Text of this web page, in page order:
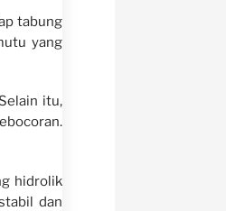
tabung
yang
itu,
hidrolik
dan